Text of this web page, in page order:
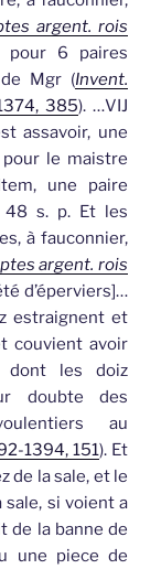
argent. rois
pour 6 paires
Mgr (Invent.
385). …VIJ
assavoir, une
le maistre
une paire
48 s. p. Et les
à fauconnier,
argent. rois
d’éperviers]…
estraignent et
couvient avoir
les doiz
doubte des
au
1394, 151). Et
de la sale, et le
sale, si voient a
de la banne de
une piece de